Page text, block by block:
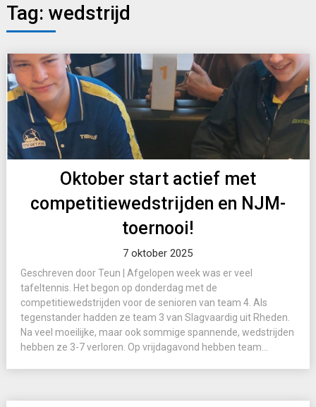
Tag: wedstrijd
Oktober start actief met
competitiewedstrijden en NJM-
toernooi!
7 oktober 2025
Geschreven door Teun | Afgelopen week was er veel
tafeltennis. Het begon op donderdag met de
competitiewedstrijden voor de senioren van team 4. Als
tegenstander hadden ze team 3 van Slagvaardig uit Rheden.
Na veel moeilijke, maar ook sommige spannende, wedstrijden
hebben ze 3-7 verloren. Op vrijdagavond hebben team...